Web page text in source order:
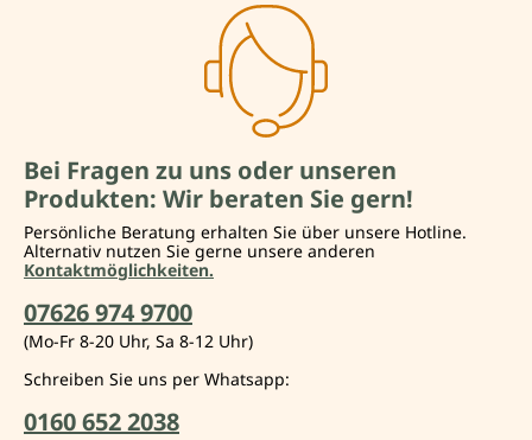
Bei Fragen zu uns oder unseren
Produkten: Wir beraten Sie gern!
Persönliche Beratung erhalten Sie über unsere Hotline.
Alternativ nutzen Sie gerne unsere anderen
Kontaktmöglichkeiten.
07626 974 9700
(Mo-Fr 8-20 Uhr, Sa 8-12 Uhr)
Schreiben Sie uns per Whatsapp:
0160 652 2038